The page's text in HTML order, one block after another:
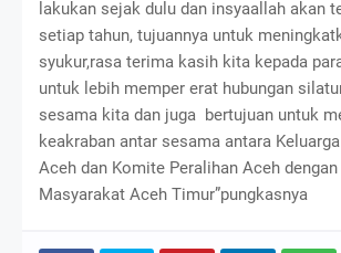
lakukan sejak dulu dan insyaallah akan
setiap tahun, tujuannya untuk
syukur,rasa terima kasih kita kepada
untuk lebih memper erat hubungan
sesama kita dan juga bertujuan untuk
keakraban antar sesama antara
Aceh dan Komite Peralihan Aceh
Masyarakat Aceh Timur”pungkasnya